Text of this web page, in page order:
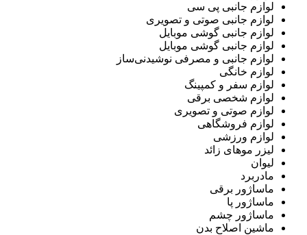
لوازم جانبی پی سی
لوازم جانبی صوتی و تصویری
لوازم جانبی گوشی موبایل
لوازم جانبی گوشی موبایل
لوازم جانبی و مصرفی نوشیدنی‌ساز
لوازم خانگی
لوازم سفر و کمپینگ
لوازم شخصی برقی
لوازم صوتی و تصویری
لوازم فروشگاهی
لوازم ورزشی
لیزر موهای زائد
لیوان
مادربرد
ماساژور برقی
ماساژور پا
ماساژور چشم
ماشین اصلاح بدن